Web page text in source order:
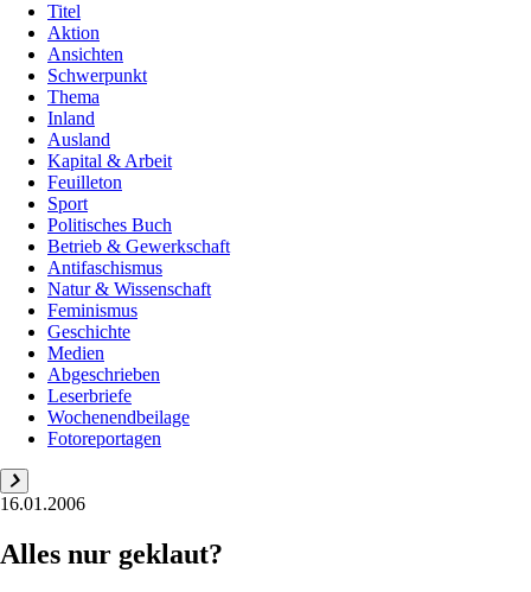
Titel
Aktion
Ansichten
Schwerpunkt
Thema
Inland
Ausland
Kapital & Arbeit
Feuilleton
Sport
Politisches Buch
Betrieb & Gewerkschaft
Antifaschismus
Natur & Wissenschaft
Feminismus
Geschichte
Medien
Abgeschrieben
Leserbriefe
Wochenendbeilage
Fotoreportagen
16.01.2006
Alles nur geklaut?